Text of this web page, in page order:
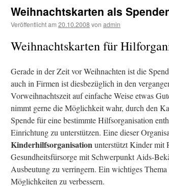
Weihnachtskarten als
Veröffentlicht am 20.10.2008 von admin
Weihnachtskarten für
Gerade in der Zeit vor Weihnachten ist die
auch in Firmen ist diesbezüglich in den
Vorweihnachtszeit auf einfache Weise etwas
nimmt gerne die Möglichkeit wahr, durch den
Spende für eine bestimmte Hilfsorganisation
Einrichtung zu unterstützen. Eine dieser
Kinderhilfsorganisationunterstützt Kinder mit
Gesundheitsfürsorge mit Schwerpunkt Aids-
Ausbeutung zu verringern. Ein wichtiges
Möglichkeiten zu verbessern.